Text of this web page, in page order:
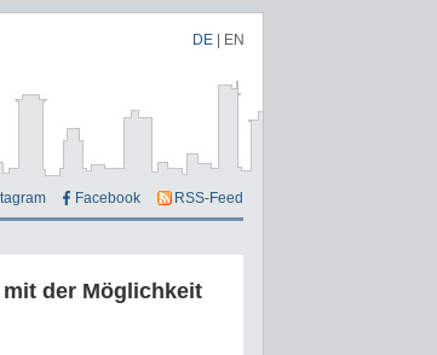
DE EN
Facebook RSS-Feed
der Möglichkeit